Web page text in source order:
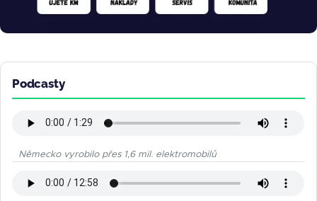
Podcasty
Německo vyrobilo přes 1,6 mil. elektromobilů